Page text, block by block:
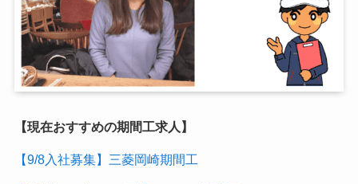
【現在おすすめの期間工求人】
【9/8入社募集】三菱岡崎期間工